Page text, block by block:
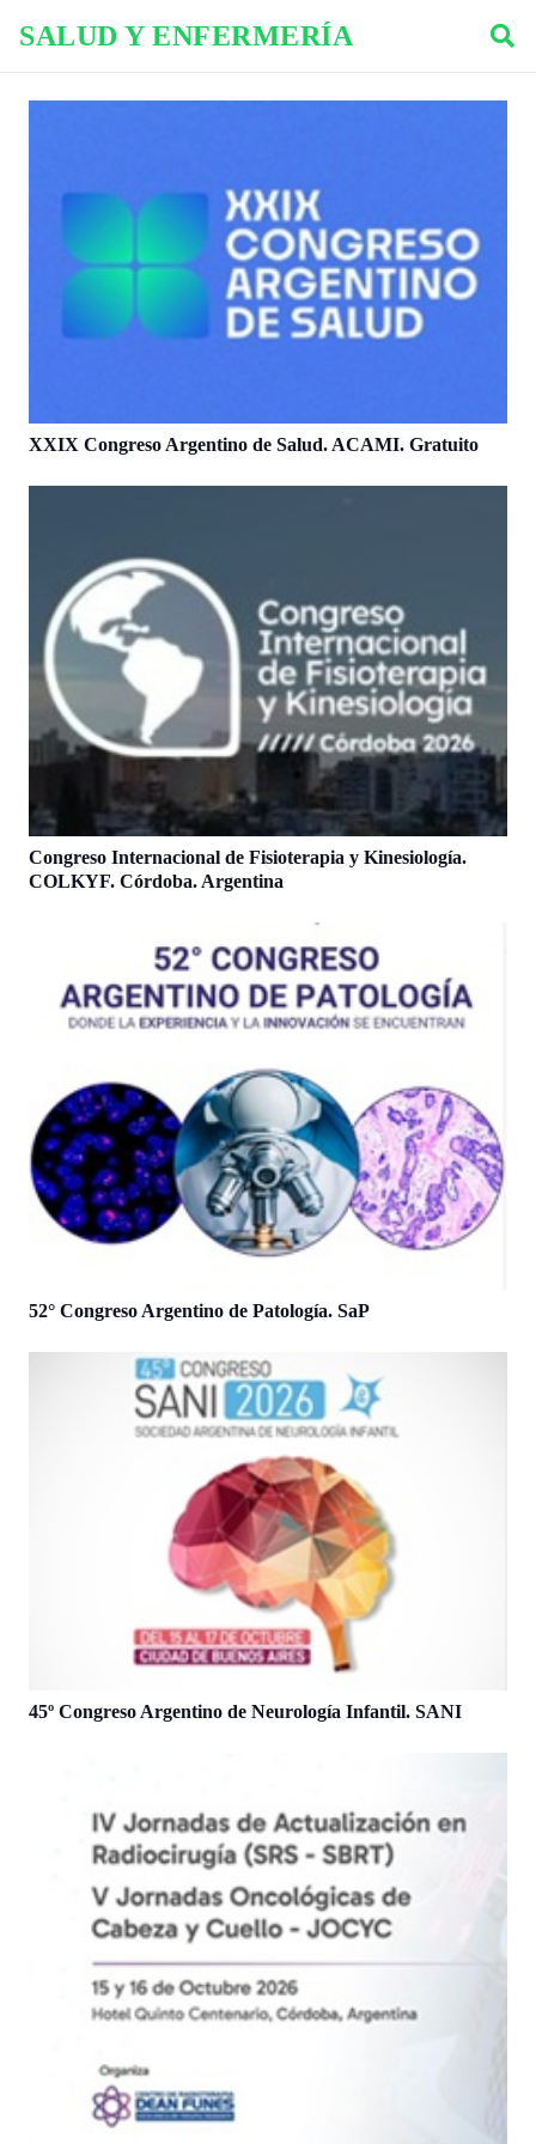
SALUD Y ENFERMERÍA
XXIX Congreso Argentino de Salud. ACAMI. Gratuito
Congreso Internacional de Fisioterapia y Kinesiología.
COLKYF. Córdoba. Argentina
52° Congreso Argentino de Patología. SaP
45º Congreso Argentino de Neurología Infantil. SANI